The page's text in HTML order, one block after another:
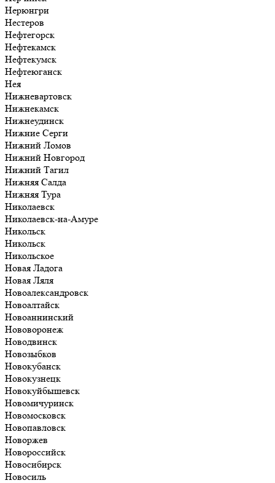
Нерюнгри
Нестеров
Нефтегорск
Нефтекамск
Нефтекумск
Нефтеюганск
Нея
Нижневартовск
Нижнекамск
Нижнеудинск
Нижние Серги
Нижний Ломов
Нижний Новгород
Нижний Тагил
Нижняя Салда
Нижняя Тура
Николаевск
Николаевск-на-Амуре
Никольск
Никольск
Никольское
Новая Ладога
Новая Ляля
Новоалександровск
Новоалтайск
Новоаннинский
Нововоронеж
Новодвинск
Новозыбков
Новокубанск
Новокузнецк
Новокуйбышевск
Новомичуринск
Новомосковск
Новопавловск
Новоржев
Новороссийск
Новосибирск
Новосиль